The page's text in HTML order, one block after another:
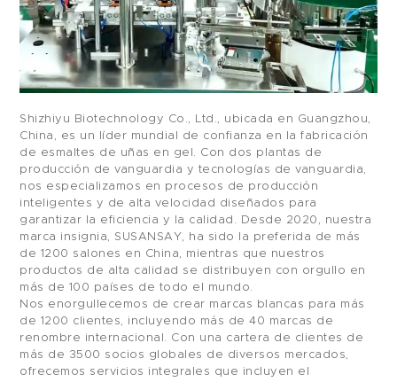
Shizhiyu Biotechnology Co., Ltd., ubicada en Guangzhou,
China, es un líder mundial de confianza en la fabricación
de esmaltes de uñas en gel. Con dos plantas de
producción de vanguardia y tecnologías de vanguardia,
nos especializamos en procesos de producción
inteligentes y de alta velocidad diseñados para
garantizar la eficiencia y la calidad. Desde 2020, nuestra
marca insignia, SUSANSAY, ha sido la preferida de más
de 1200 salones en China, mientras que nuestros
productos de alta calidad se distribuyen con orgullo en
más de 100 países de todo el mundo.
Nos enorgullecemos de crear marcas blancas para más
de 1200 clientes, incluyendo más de 40 marcas de
renombre internacional. Con una cartera de clientes de
más de 3500 socios globales de diversos mercados,
ofrecemos servicios integrales que incluyen el